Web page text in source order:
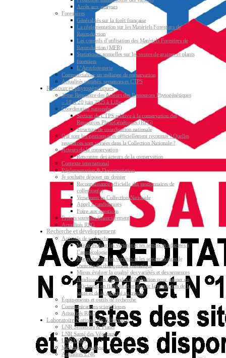
Accès aux analyses
Forestières
Généralités sur la forêt française
La réglementation sur les Matériels Forestiers de
Reproduction
Les conseils d’utilisation des Matériels Forestiers de
Reproduction (MFR)
Statistiques annuelles sur les ventes de graines et plants
forestiers
L’Agroforesterie
Commercialiser un mélange de préservation
Actualités variétés, semences et CTPS
Ressources phytogénétiques
3ème Rencontre des Acteurs des Ressources Phytogénétiques
– 19 et 20 juin 2025 à Lille
Coordination nationale
Section du CTPS relative à la conservation des
Ressources PhytoGénétiques (RPG)
Structure de coordination nationale
Qui sont les gestionnaires officiellement reconnus ? Quelles
ressources sont versées dans la Collection Nationale ?
Acteurs de la conservation
Rencontre des acteurs de la conservation
Contexte international
Réglementation & Documentation
Je souhaite déposer un dossier
Reconnaissance officielle des gestionnaires de
collection(s)
Versement en Collection Nationale
Appel à candidatures
Foire aux questions
Projets soutenus financièrement
Actualités RPG
Recherche et développement
Activités de recherche
Mieux évaluer les variétés et les semences adaptées à
l’agroécologie
Mieux évaluer les variétés et les semences dans le
contexte du changement climatique
Mieux évaluer la qualité des variétés et des semences
Améliorer les méthodes d’évaluation pour gagner en
efficience, en fiabilité et renforcer la protection de la
santé et de la sécurité au travail
Équipements et outils de recherche
Communications scientifiques
Actualités R&D
Laboratoire National de Référence
LNR Semences & Plants
LNR Santé des Végétaux
LNR OGM
Méthodes d’analyse
Actualités LNR